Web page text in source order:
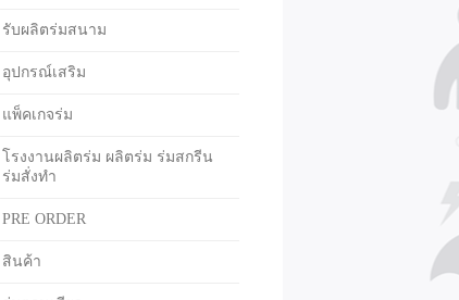
รับผลิตร่มสนาม
อุปกรณ์เสริม
แพ็คเกจร่ม
โรงงานผลิตร่ม ผลิตร่ม ร่มสกรีน
ร่มสั่งทำ
PRE ORDER
สินค้า